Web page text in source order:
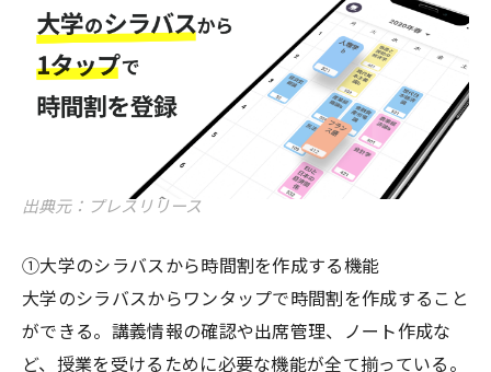
出典元：プレスリリース
①大学のシラバスから時間割を作成する機能
大学のシラバスからワンタップで時間割を作成すること
ができる。講義情報の確認や出席管理、ノート作成な
ど、授業を受けるために必要な機能が全て揃っている。